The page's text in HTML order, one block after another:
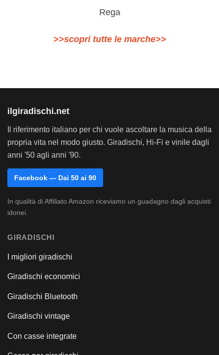
Rega
>>scopri tutte le marche>>
ilgiradischi.net
Il riferimento italiano per chi vuole ascoltare la musica della
propria vita nel modo giusto. Giradischi, Hi-Fi e vinile dagli
anni '50 agli anni '90.
Facebook — Dai 50 ai 90
In qualità di Affiliato Amazon riceviamo un guadagno dagli acquisti
idonei.
GIRADISCHI
I migliori giradischi
Giradischi economici
Giradischi Bluetooth
Giradischi vintage
Con casse integrate